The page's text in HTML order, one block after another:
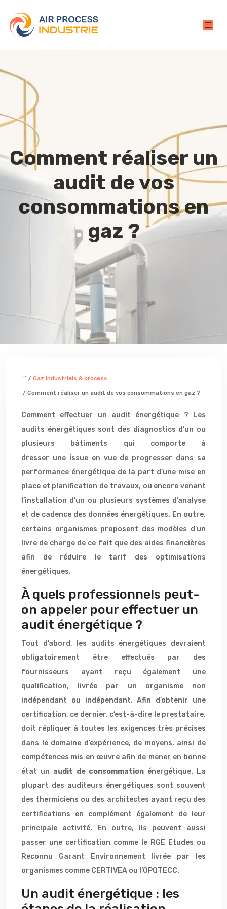
Comment réaliser un
audit de vos
consommations en
gaz ?
/ Gaz industriels & process
/ Comment réaliser un audit de vos consommations en gaz ?
Comment effectuer un audit énergétique ? Les
audits énergétiques sont des diagnostics d’un ou
plusieurs bâtiments qui comporte à
dresser une issue en vue de progresser dans sa
performance énergétique de la part d’une mise en
place et planification de travaux, ou encore venant
l’installation d’un ou plusieurs systèmes d’analyse
et de cadence des données énergétiques. En outre,
certains organismes proposent des modèles d’un
livre de charge de ce fait que des aides financières
afin de réduire le tarif des optimisations
énergétiques.
À quels professionnels peut-
on appeler pour effectuer un
audit énergétique ?
Tout d’abord, les audits énergétiques devraient
obligatoirement être effectués par des
fournisseurs ayant reçu également une
qualification, livrée par un organisme non
indépendant ou indépendant. Afin d’obtenir une
certification, ce dernier, c’est-à-dire le prestataire,
doit répliquer à toutes les exigences très précises
dans le domaine d’expérience, de moyens, ainsi de
compétences mis en œuvre afin de mener en bonne
état un audit de consommation énergétique. La
plupart des auditeurs énergétiques sont souvent
des thermiciens ou des architectes ayant reçu des
certifications en complément également de leur
principale activité. En outre, ils peuvent aussi
passer une certification comme le RGE Etudes ou
Reconnu Garant Environnement livrée par les
organismes comme CERTIVEA ou l’OPQTECC.
Un audit énergétique : les